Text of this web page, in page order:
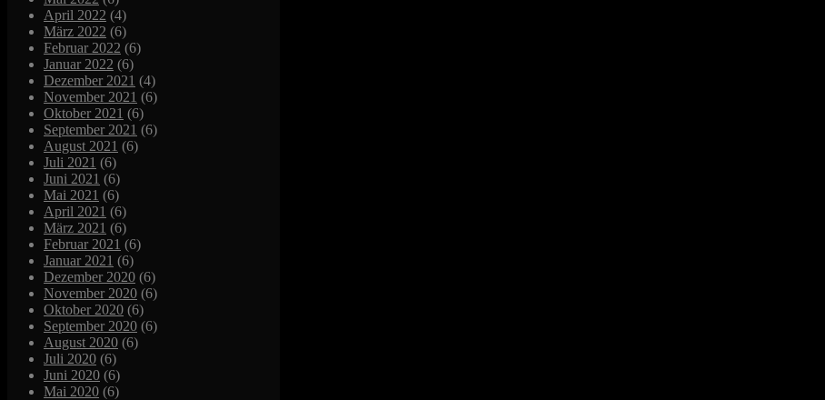
April 2022 (4)
März 2022 (6)
Februar 2022 (6)
Januar 2022 (6)
Dezember 2021 (4)
November 2021 (6)
Oktober 2021 (6)
September 2021 (6)
August 2021 (6)
Juli 2021 (6)
Juni 2021 (6)
Mai 2021 (6)
April 2021 (6)
März 2021 (6)
Februar 2021 (6)
Januar 2021 (6)
Dezember 2020 (6)
November 2020 (6)
Oktober 2020 (6)
September 2020 (6)
August 2020 (6)
Juli 2020 (6)
Juni 2020 (6)
Mai 2020 (6)